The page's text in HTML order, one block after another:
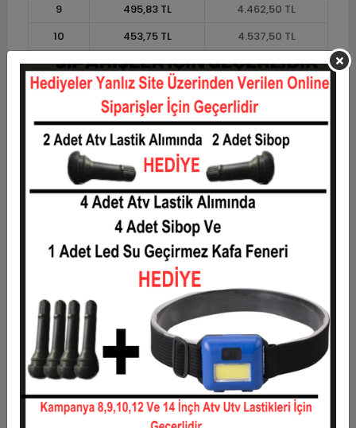
9
495,83 TL
4.462,50 TL
10
453,75 TL
4.537,50 TL
11
415,91 TL
4.575,00 TL
12
387,50 TL 4.650,00 TL
Taksit Taksit Tutarı
Toplam Tutar
1
3.750,00 TL
3.750,00 TL
1.875,00 TL
3
1.337,50 TL
4.012,50 TL
1.021,88 TL
5
832,50 TL
6
706,25 TL
4.237,50 TL
7
616,07 TL
4.312,50 TL
8
4.387,50 TL
9
495,83 TL
4.462,50 TL